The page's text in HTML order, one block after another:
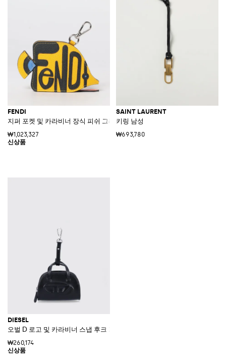
FENDI
지퍼 포켓 및 카라비너 장식 피쉬 그레인 가죽 키링
₩1,023,327
SAINT LAURENT
키링 남성
₩693,780
DIESEL
오벌 D 로고 및 카라비너 스냅 후크 가죽 키체인
₩260,174